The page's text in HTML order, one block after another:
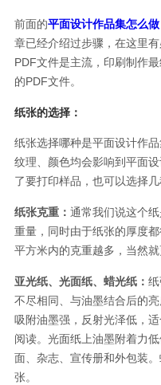
前面的平面设计作品集怎么
章已经介绍过步骤，在这里
PDF文件是主流，印刷制作
的PDF文件。
纸张的选择：
纸张选择哪种是平面设计作
纹理、颜色均会影响到平面
了要打印样品，也可以选择
纸张克重： 通常我们说这个
重量，同时由于纸张的厚度
平方米内的克重越多，当然
亚光纸、光面纸、蜡光纸：
不尽相同、与油墨结合后的
吸附油墨强，反射光泽低，
阅读。光面纸上油墨附着力
面、杂志、宣传册和外包装
张。